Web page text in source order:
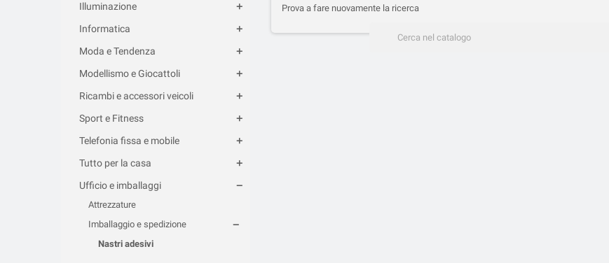
Illuminazione
Informatica
Moda e Tendenza
Modellismo e Giocattoli
Ricambi e accessori veicoli
Sport e Fitness
Telefonia fissa e mobile
Tutto per la casa
Ufficio e imballaggi
Attrezzature
Imballaggio e spedizione
Nastri adesivi
Prova a fare nuovamente la ricerca